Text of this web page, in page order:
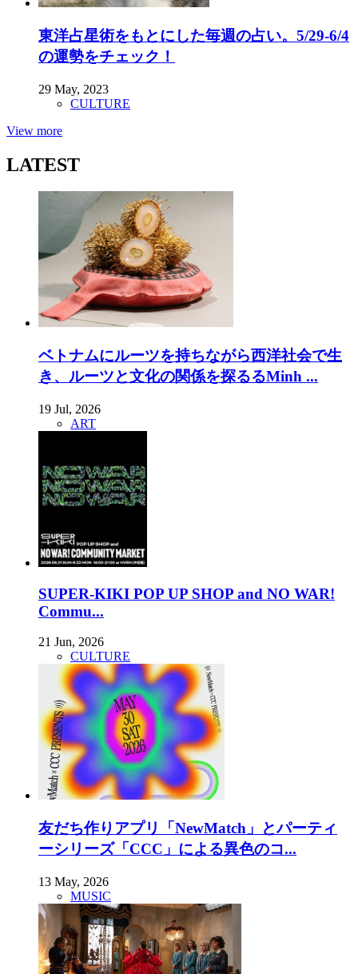
東洋占星術をもとにした毎週の占い。5/29-6/4
の運勢をチェック！
29 May, 2023
CULTURE
View more
LATEST
ベトナムにルーツを持ちながら西洋社会で生
き、ルーツと文化の関係を探るるMinh ...
19 Jul, 2026
ART
SUPER-KIKI POP UP SHOP and NO WAR!
Commu...
21 Jun, 2026
CULTURE
友だち作りアプリ「NewMatch」とパーティ
ーシリーズ「CCC」による異色のコ...
13 May, 2026
MUSIC